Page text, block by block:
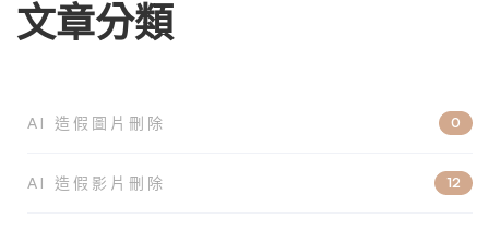
文章分類
AI 造假圖片刪除 0
AI 造假影片刪除 12